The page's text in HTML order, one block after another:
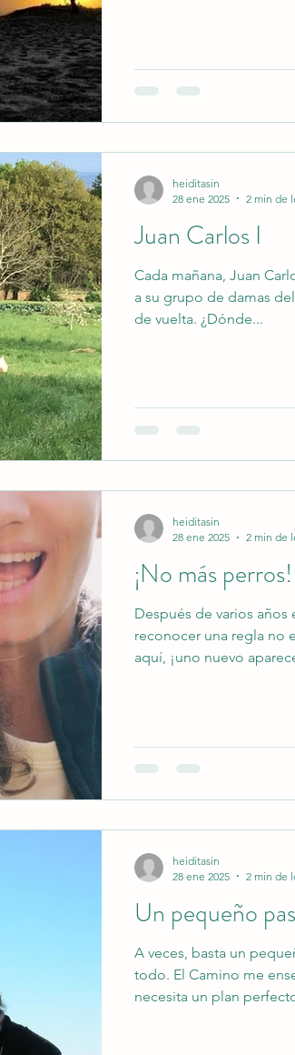
Juan Carlos I
Cada mañana, Juan
a su grupo de damas
de vuelta. ¿Dónde...
heiditasin
28 ene 2025
2 min de
¡No más perros!
Después de varios
reconocer una regla no
aquí, ¡uno nuevo
heiditasin
28 ene 2025
2 min de
Un pequeño
A veces, basta un
todo. El Camino me
necesita un plan
heiditasin
28 ene 2025
2 min de